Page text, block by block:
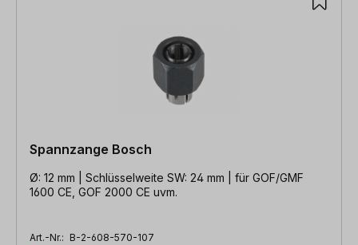
Spannzange Bosch
Ø: 12 mm | Schlüsselweite SW: 24 mm | für GOF/GMF
1600 CE, GOF 2000 CE uvm.
Art.-Nr.: B-2-608-570-107